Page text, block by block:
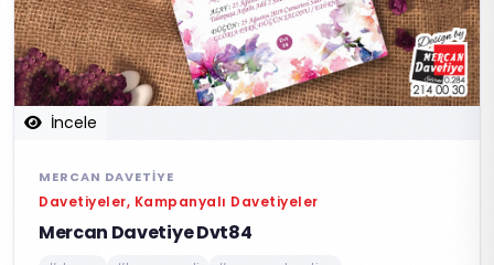
İncele
MERCAN DAVETIYE
Davetiyeler, Kampanyalı Davetiyeler
Mercan Davetiye Dvt84